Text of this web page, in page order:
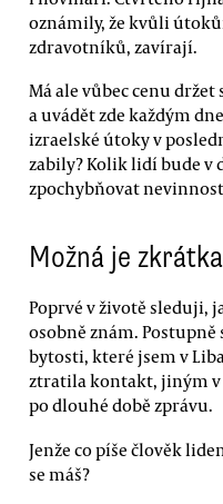
oznámily, že kvůli
zdravotníků, zavírají.
Má ale vůbec cenu
a uvádět zde každým
izraelské útoky v
zabily? Kolik lidí bude
zpochybňovat
Možná je
Poprvé v životě sleduji,
osobně znám.
bytosti, které jsem v
ztratila kontakt, jiným v
po dlouhé době zprávu.
Jenže co píše člověk
se máš?